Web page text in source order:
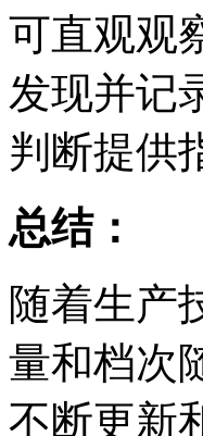
可直观观
发现并记
判断提供
总结：
随着生产
量和档次
不断更新